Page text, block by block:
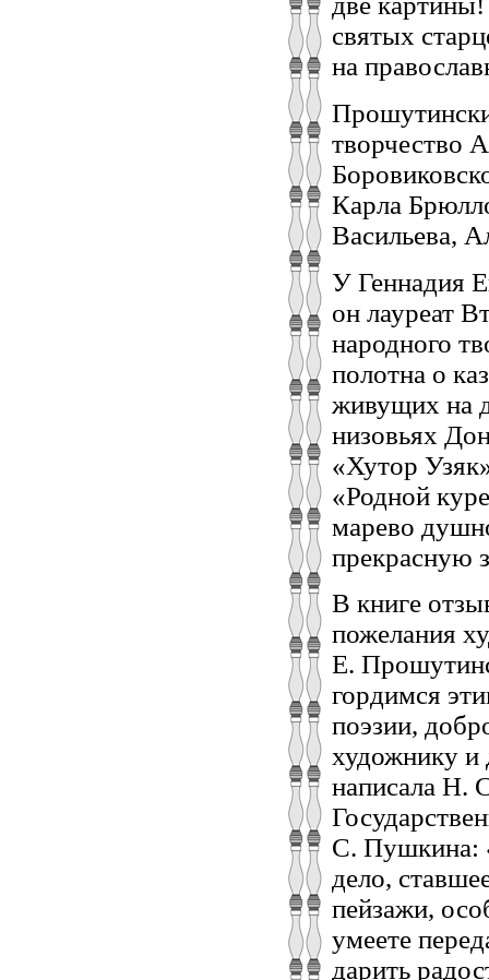
святых
на
творчество
Карла
Васильева,
У Геннадия
он лауреат
народного
полотна о
живущих на
низовьях
«Хутор
«Родной
марево
прекрасную
В книге
пожелания
Е.
гордимся
поэзии,
художнику и
написала Н.
С. Пушкина:
дело,
пейзажи,
умеете
дарить